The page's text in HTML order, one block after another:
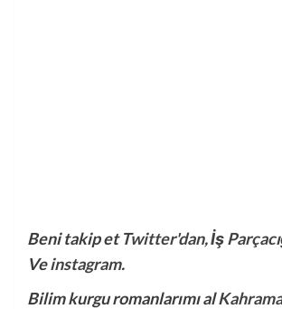
Beni takip etTwitter'dan,İş
Veinstagram.
Bilim kurgu romanlarımı al